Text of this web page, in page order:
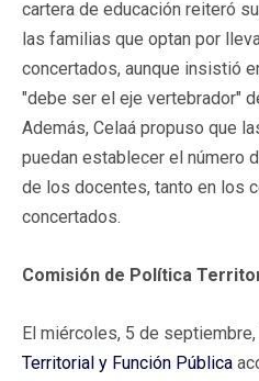
cartera de educación reiteró
las familias que optan por
concertados, aunque insistió
"debe ser el eje vertebrador"
Además, Celaá propuso que
puedan establecer el número
de los docentes, tanto en los
concertados.
Comisión de Política
El miércoles, 5 de septiembre,
Territorial y Función Pública